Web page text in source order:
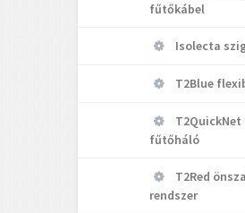
fűtőkábel
Isolecta
T2Blue
fűtőháló
T2Red
rendszer